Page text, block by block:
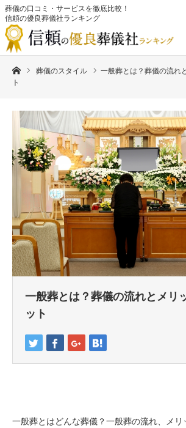
葬儀の口コミ・サービスを徹底比較！
信頼の優良葬儀社ランキング
ホーム葬儀のスタイル
一般葬とは？葬儀の流れ
ト
一般葬とは？葬儀の流れとメリ
ット
一般葬とはどんな葬儀？一般葬の流れ、メ